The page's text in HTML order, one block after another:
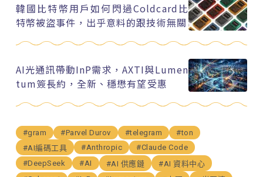
韓國比特幣用戶如何閃過Coldcard比
特幣被盜事件，出乎意料的跟技術無關
AI光通訊帶動InP需求，AXTI與Lumen
tum簽長約，全新、穩懋有望受惠
#gram #Parvel Durov #telegram
#ton
#AI編碼工具
#Anthropic
#Claude Code
#DeepSeek
#AI #AI 供應鏈
#AI 資料中心